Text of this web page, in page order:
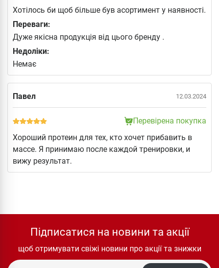
Хотілось би щоб більше був асортимент у наявності.
Переваги:
Дуже якісна продукція від цього бренду .
Недоліки:
Немає
Павел 12.03.2024
Перевірена покупка
Хороший протеин для тех, кто хочет прибавить в
массе. Я принимаю после каждой тренировки, и
вижу результат.
Підписатися на новини та акції
щоб отримувати свіжі новини про акції та знижки